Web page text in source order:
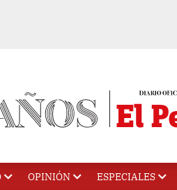
OPINIÓN ESPECIALES